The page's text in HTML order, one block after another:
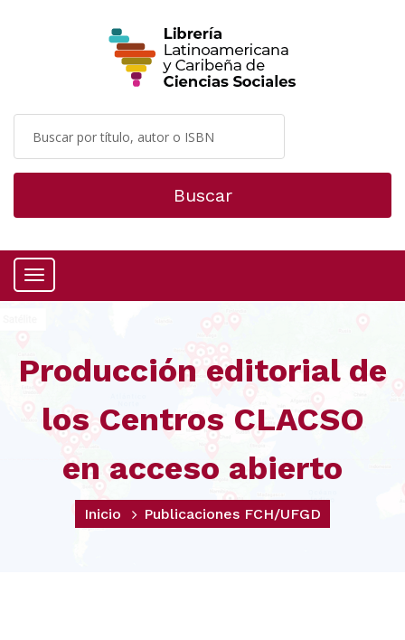
Buscar
Menú
Producción editorial de
los Centros CLACSO
en acceso abierto
Inicio Publicaciones FCH/UFGD